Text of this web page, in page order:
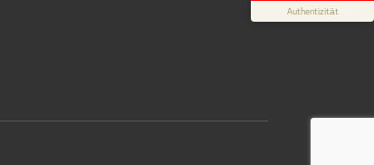
Authentizität1.1.1970